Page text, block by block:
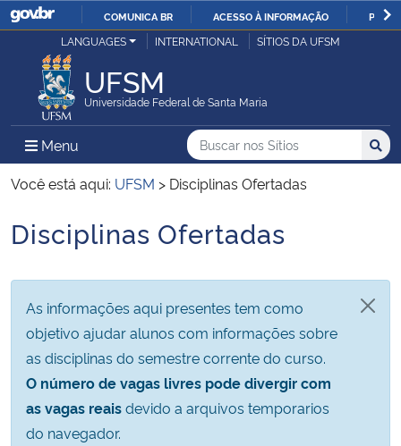
IR
COMUNICA BR ACESSO À INFORMAÇÃO
Ministério da Justiça e Segurança Pública
Ministério da Defesa
Ministério das Relações Exteriores
Ministério da Economia
Ministério da Agricultura, Pecuária e Abastecimento
Ministério da Educação
Ministério da Cidadania
LANGUAGES INTERNATIONAL SÍTIOS DA UFSM
UFSM
Universidade Federal de Santa Maria
Menu Menu Principal do Sítio
Busca
Buscar no nos Sítios
Busca:
Você está aqui: UFSM > Disciplinas Ofertadas
Início do conteúdo
Disciplinas Ofertadas
As informações aqui presentes tem como
objetivo ajudar alunos com informações sobre
as disciplinas do semestre corrente do curso.
O número de vagas livres pode divergir com
as vagas reaisdevido a arquivos temporarios
do navegador.